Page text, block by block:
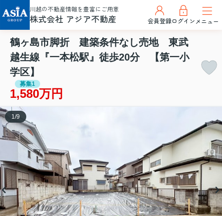
川越の不動産情報を豊富にご用意
株式会社 アジア不動産 会員登録ログインメニュー
鶴ヶ島市脚折 建築条件なし売地 東武
越生線『一本松駅』徒歩20分 【第一小
学区】
募集1
1,580万円
1 /9